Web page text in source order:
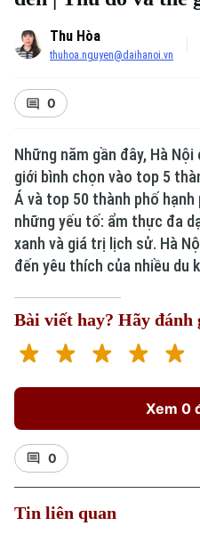
Thu Hòa
thuhoa.nguyen@daihanoi.vn
0
Những năm gần đây, Hà
giới bình chọn vào top 5
Á và top 50 thành phố
những yếu tố: ẩm thực đa
xanh và giá trị lịch sử. Hà
đến yêu thích của nhiều du
Bài viết hay? Hãy đánh
Xem 0
0
Tin liên quan